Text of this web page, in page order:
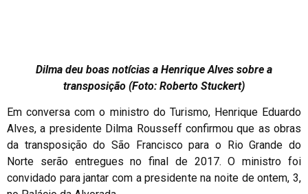
Dilma deu boas notícias a Henrique Alves sobre a
transposição (Foto: Roberto Stuckert)
Em conversa com o ministro do Turismo, Henrique Eduardo
Alves, a presidente Dilma Rousseff confirmou que as obras
da transposição do São Francisco para o Rio Grande do
Norte serão entregues no final de 2017. O ministro foi
convidado para jantar com a presidente na noite de ontem, 3,